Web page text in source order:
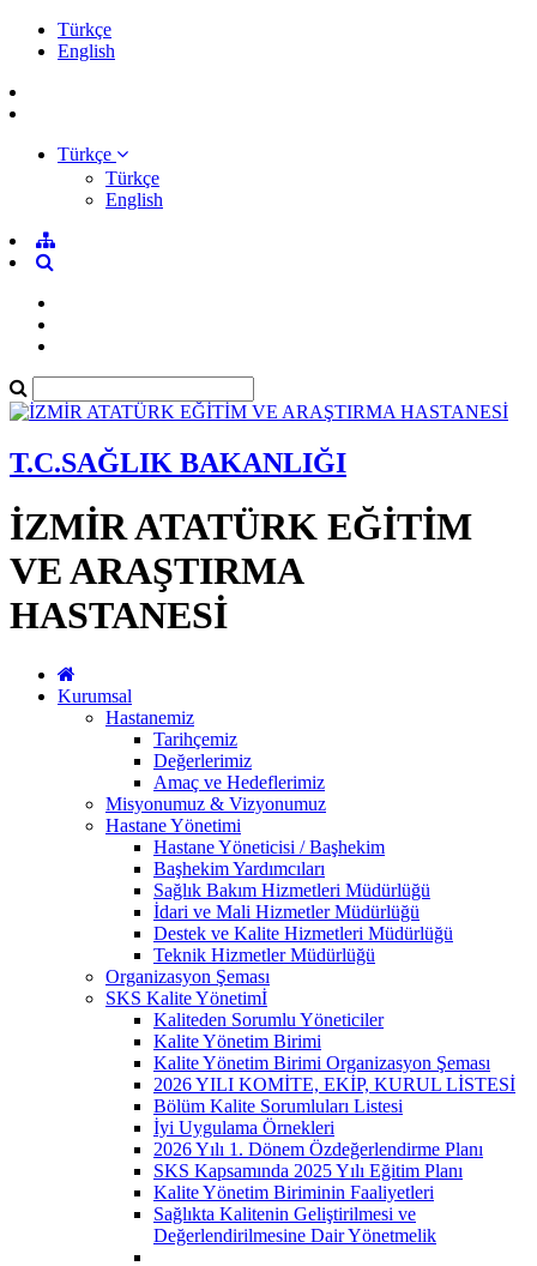
Türkçe
English
Türkçe
Türkçe
English
T.C.SAĞLIK BAKANLIĞI
İZMİR ATATÜRK EĞİTİM
VE ARAŞTIRMA
HASTANESİ
Kurumsal
Hastanemiz
Tarihçemiz
Değerlerimiz
Amaç ve Hedeflerimiz
Misyonumuz & Vizyonumuz
Hastane Yönetimi
Hastane Yöneticisi / Başhekim
Başhekim Yardımcıları
Sağlık Bakım Hizmetleri Müdürlüğü
İdari ve Mali Hizmetler Müdürlüğü
Destek ve Kalite Hizmetleri Müdürlüğü
Teknik Hizmetler Müdürlüğü
Organizasyon Şeması
SKS Kalite Yönetimİ
Kaliteden Sorumlu Yöneticiler
Kalite Yönetim Birimi
Kalite Yönetim Birimi Organizasyon Şeması
2026 YILI KOMİTE, EKİP, KURUL LİSTESİ
Bölüm Kalite Sorumluları Listesi
İyi Uygulama Örnekleri
2026 Yılı 1. Dönem Özdeğerlendirme Planı
SKS Kapsamında 2025 Yılı Eğitim Planı
Kalite Yönetim Biriminin Faaliyetleri
Sağlıkta Kalitenin Geliştirilmesi ve
Değerlendirilmesine Dair Yönetmelik